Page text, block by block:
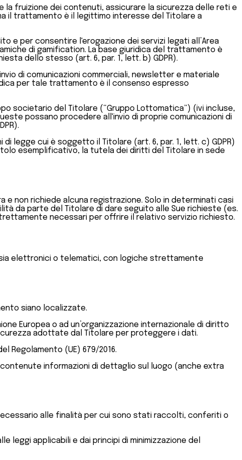
fruizione dei contenuti, assicurare la sicurezza delle reti e
il trattamento è il legittimo interesse del Titolare a
e per consentire l'erogazione dei servizi legati all’Area
di gamification. La base giuridica del trattamento è
dello stesso (art. 6, par. 1, lett. b) GDPR).
di comunicazioni commerciali, newsletter e materiale
per tale trattamento è il consenso espresso
societario del Titolare (“Gruppo Lottomatica”) (ivi incluse,
possano procedere all'invio di proprie comunicazioni di
legge cui è soggetto il Titolare (art. 6, par. 1, lett. c) GDPR)
esemplificativo, la tutela dei diritti del Titolare in sede
e non richiede alcuna registrazione. Solo in determinati casi
da parte del Titolare di dare seguito alle Sue richieste (es.
necessari per offrire il relativo servizio richiesto.
elettronici o telematici, con logiche strettamente
siano localizzate.
Europea o ad un’organizzazione internazionale di diritto
adottate dal Titolare per proteggere i dati.
Regolamento (UE) 679/2016.
informazioni di dettaglio sul luogo (anche extra
alle finalità per cui sono stati raccolti, conferiti o
applicabili e dai principi di minimizzazione del